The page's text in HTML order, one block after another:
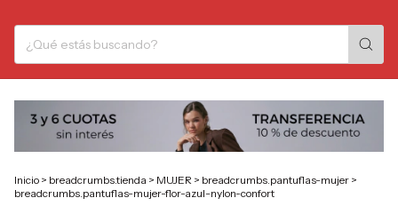
Inicio > breadcrumbs.tienda > MUJER > breadcrumbs.pantuflas-mujer >
breadcrumbs.pantuflas-mujer-flor-azul-nylon-confort